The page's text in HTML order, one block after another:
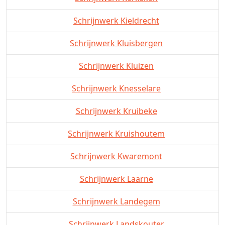
Schrijnwerk Kieldrecht
Schrijnwerk Kluisbergen
Schrijnwerk Kluizen
Schrijnwerk Knesselare
Schrijnwerk Kruibeke
Schrijnwerk Kruishoutem
Schrijnwerk Kwaremont
Schrijnwerk Laarne
Schrijnwerk Landegem